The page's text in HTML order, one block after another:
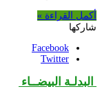
أكمل القراءة »
شاركها
Facebook
Twitter
البدلـة البيضــاء